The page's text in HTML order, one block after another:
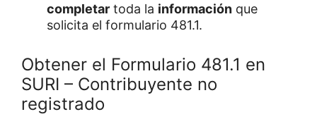
completar toda la información que
solicita el formulario 481.1.
Obtener el Formulario 481.1 en
SURI – Contribuyente no
registrado